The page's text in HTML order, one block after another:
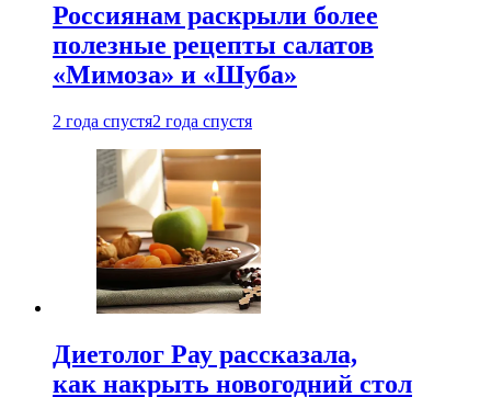
Россиянам раскрыли более
полезные рецепты салатов
«Мимоза» и «Шуба»
2 года спустя2 года спустя
Диетолог Рау рассказала,
как накрыть новогодний стол